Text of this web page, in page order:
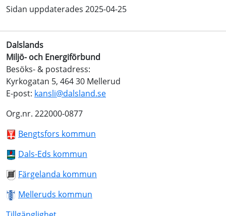
Sidan uppdaterades 2025-04-25
Dalslands
Miljö- och Energiförbund
Besöks- & postadress:
Kyrkogatan 5, 464 30 Mellerud
E-post: kansli@dalsland.se
Org.nr. 222000-0877
Bengtsfors kommun
Dals-Eds kommun
Färgelanda kommun
Melleruds kommun